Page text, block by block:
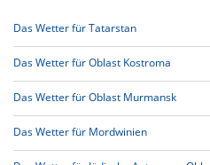
Das Wetter für Tatarstan
Das Wetter für Oblast Kostroma
Das Wetter für Oblast Murmansk
Das Wetter für Mordwinien